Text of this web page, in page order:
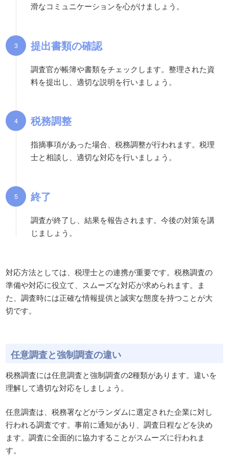
滑なコミュニケーションを心がけましょう。
提出書類の確認
調査官が帳簿や書類をチェックします。整理された資
料を提出し、適切な説明を行いましょう。
税務調整
指摘事項があった場合、税務調整が行われます。税理
士と相談し、適切な対応を行いましょう。
終了
調査が終了し、結果を報告されます。今後の対策を講
じましょう。
対応方法としては、税理士との連携が重要です。税務調査の
準備や対応に役立て、スムーズな対応が求められます。ま
た、調査時には正確な情報提供と誠実な態度を持つことが大
切です。
任意調査と強制調査の違い
税務調査には任意調査と強制調査の2種類があります。違いを
理解して適切な対応をしましょう。
任意調査は、税務署などがランダムに選定された企業に対し
行われる調査です。事前に通知があり、調査日程などを決め
ます。調査に全面的に協力することがスムーズに行われま
す。